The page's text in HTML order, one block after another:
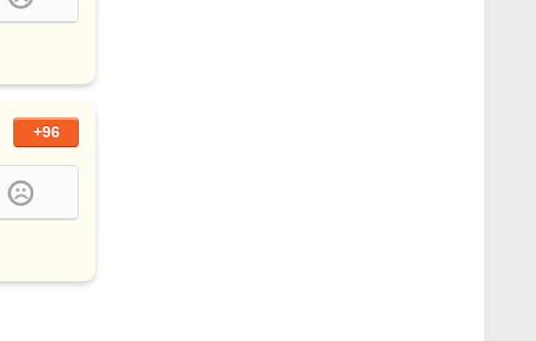
+96